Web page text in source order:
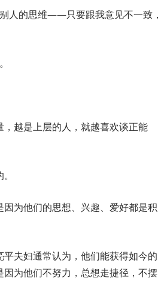
人的思维——只要跟我意见不一致，
越是上层的人，就越喜欢谈正能
为他们的思想、兴趣、爱好都是积
夫妇通常认为，他们能获得如今的
为他们不努力，总想走捷径，不摆